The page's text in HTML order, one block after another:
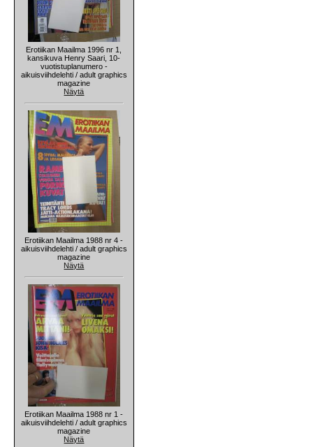
Erotiikan Maailma 1996 nr 1,
kansikuva Henry Saari, 10-
vuotistuplanumero -
aikuisviihdelehti / adult graphics
magazine
Näytä
Erotiikan Maailma 1988 nr 4 -
aikuisviihdelehti / adult graphics
magazine
Näytä
Erotiikan Maailma 1988 nr 1 -
aikuisviihdelehti / adult graphics
magazine
Näytä